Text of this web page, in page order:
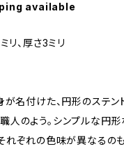
available
リ、厚さ3ミリ
が名付けた、円形のステン
人のよう。シンプルな円
れぞれの色味が異なるの